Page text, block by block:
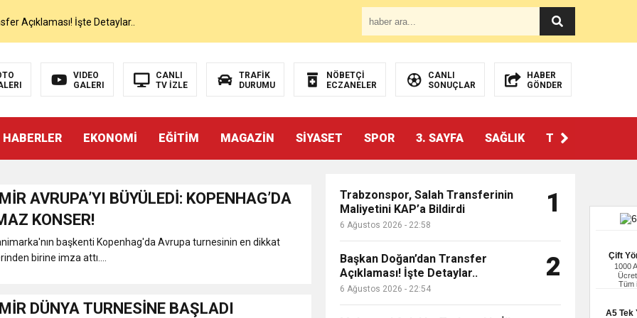
Çift
1000
Tüm
A5 Tek
Açıklaması! İşte Detaylar..
İlk Sözleri!
Yayında Transferi Açıkladı
VIDEO
GALERI
CANLI
TV İZLE
TRAFİK
DURUMU
NÖBETÇİ
ECZANELER
CANLI
SONUÇLAR
HABER
GÖNDER
HABERLER EKONOMİ EĞİTİM MAGAZİN SİYASET SPOR 3. SAYFA SAĞLIK TEKNOLOJİ
AVRUPA’YI BÜYÜLEDİ: KOPENHAG’DA
KONSER!
başkenti Kopenhag'da Avrupa turnesinin en dikkat
birine imza attı....
DÜNYA TURNESİNE BAŞLADI
Trabzonspor, Salah Transferinin
Maliyetini KAP’a Bildirdi
6 Ağustos 2026 - 22:58
1
Başkan Doğan’dan Transfer
Açıklaması! İşte Detaylar..
6 Ağustos 2026 - 22:54
2